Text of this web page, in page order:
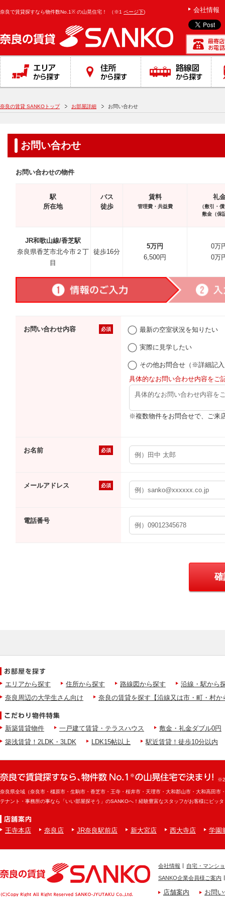
奈良で賃貸探すなら物件数No.1※ の山晃住宅！ （※1 ページ下) 会社情報
奈良の賃貸 SANKOトップ お部屋詳細 お問い合わせ
お問い合わせ
お問い合わせの物件
駅
所在地
バス
徒歩
賃料
管理費・共益費
礼
（敷引・
敷金（保
JR和歌山線/香芝駅
奈良県香芝市北今市２丁
目
徒歩16分
5万円
6,500円
0万
0万
お問い合わせ内容 必須 最新の空室状況を知りたい
実際に見学したい
その他お問合せ（※詳細記
具体的なお問い合わせ内容をご
※複数物件をお問合せで、ご来
お名前 必須
メールアドレス 必須
電話番号
エリアから探す 住所から探す 路線図から探す
沿線・駅から
奈良周辺の大学生さん向け
奈良の賃貸を探す【沿線又は市・町・村か
新築賃貸物件 一戸建て賃貸・テラスハウス
敷金・礼金ダブル0円
築浅賃貸！2LDK・3LDK
LDK15帖以上 駅近賃貸！徒歩10分以内
奈良県全域（奈良市・橿原市・生駒市・香芝市・王寺・桜井市・天理市・大和郡山市・大和高田
テナント・事務所の事なら「いい部屋探そう」のSANKOへ！経験豊富なスタッフがお客様にピッ
王寺本店 奈良店 JR奈良駅前店 新大宮店 西大寺店 学園
会社情報
自宅・マンシ
SANKO企業会員様ご案内
店舗案内 お問